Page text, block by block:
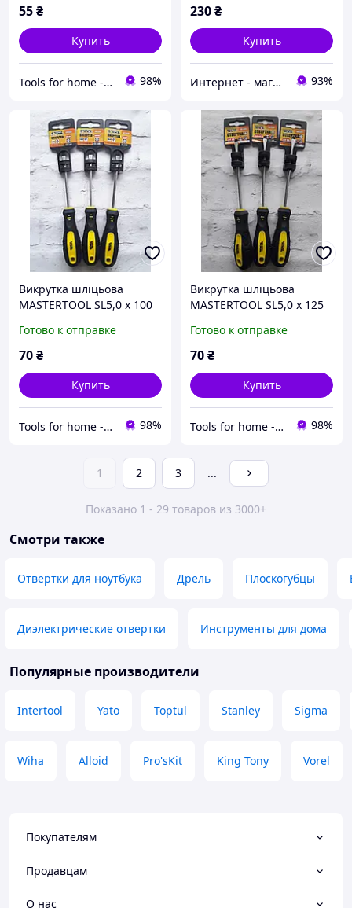
55₴
Купить
Tools for home -Інструменти для дому 98%
230₴
Купить
Интернет - магазин "Строй-ка" 93%
Викрутка шліцьова
MASTERTOOL SL5,0 x 100
Готово к отправке
70₴
Купить
Tools for home -Інструменти для дому 98%
Викрутка шліцьова
MASTERTOOL SL5,0 x 125
Готово к отправке
70₴
Купить
Tools for home -Інструменти для дому 98%
1 2 3 ...
Показано 1 - 29 товаров из 3000+
Смотри также
Отвертки для ноутбука Дрель Плоскогубцы
Диэлектрические отвертки Инструменты для дома
Популярные производители
Intertool Yato Toptul Stanley Sigma
Wiha Alloid Pro'sKit King Tony Vorel
Покупателям
Продавцам
О нас